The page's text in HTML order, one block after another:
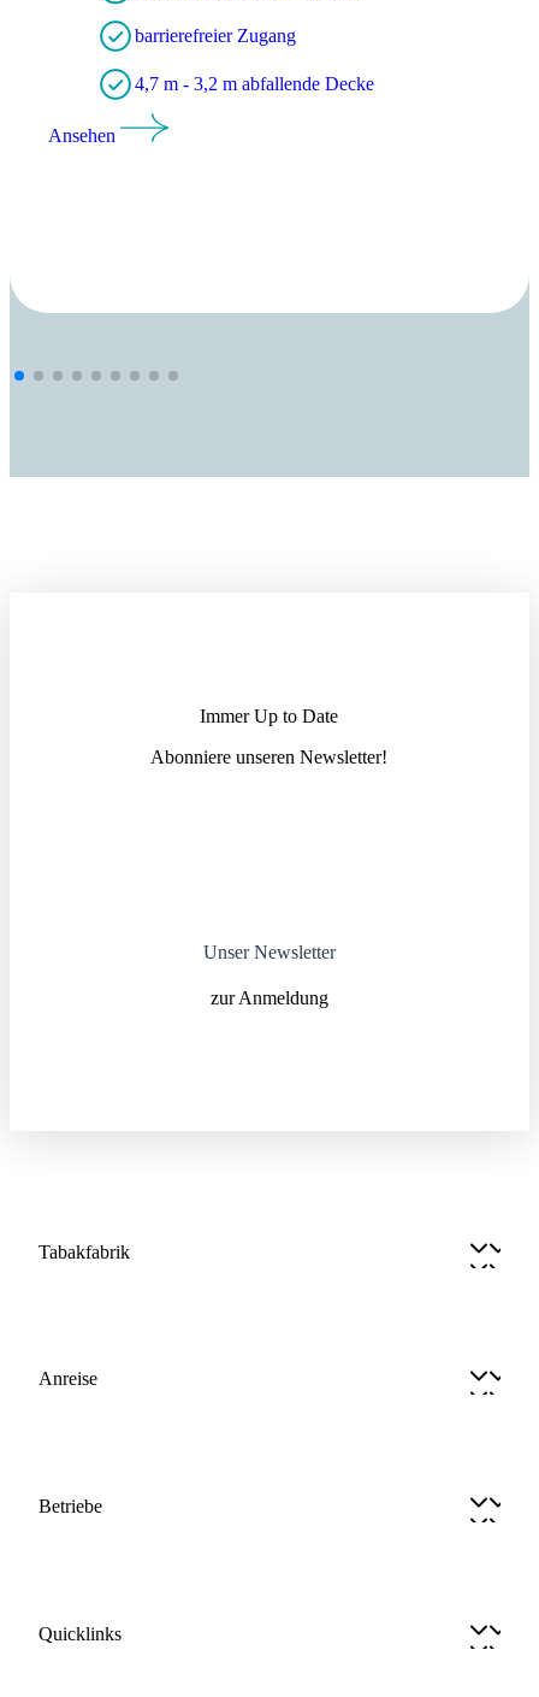
barrierefreier Zugang
4,7 m - 3,2 m abfallende Decke
Ansehen
Immer Up to Date
Abonniere unseren News­letter!
Unser Newsletter
zur Anmeldung
Tabakfabrik
Anreise
Betriebe
Quicklinks